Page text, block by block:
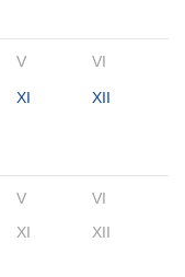
V VI
XI XII
V
VI
XI XII